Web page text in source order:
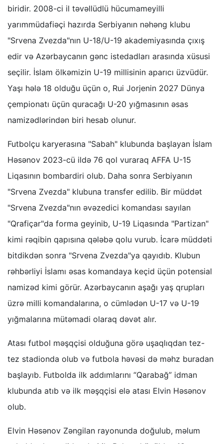
biridir. 2008-ci il təvəllüdlü hücumameyilli
yarımmüdafiəçi hazırda Serbiyanın nəhəng klubu
"Srvena Zvezda"nın U-18/U-19 akademiyasında çıxış
edir və Azərbaycanın gənc istedadları arasında xüsusi
seçilir. İslam ölkəmizin U-19 millisinin aparıcı üzvüdür.
Yaşı hələ 18 olduğu üçün o, Rui Jorjenin 2027 Dünya
çempionatı üçün quracağı U-20 yığmasının əsas
namizədlərindən biri hesab olunur.
Futbolçu karyerasına "Sabah" klubunda başlayan İslam
Həsənov 2023-cü ildə 76 qol vuraraq AFFA U-15
Liqasının bombardiri olub. Daha sonra Serbiyanın
"Srvena Zvezda" klubuna transfer edilib. Bir müddət
"Srvena Zvezda"nın əvəzedici komandası sayılan
"Qrafiçar"da forma geyinib, U-19 Liqasında "Partizan"
kimi rəqibin qapısına qələbə qolu vurub. İcarə müddəti
bitdikdən sonra "Srvena Zvezda"ya qayıdıb. Klubun
rəhbərliyi İslamı əsas komandaya keçid üçün potensial
namizəd kimi görür. Azərbaycanın aşağı yaş qrupları
üzrə milli komandalarına, o cümlədən U-17 və U-19
yığmalarına mütəmadi olaraq dəvət alır.
Atası futbol məşqçisi olduğuna görə uşaqlıqdan tez-
tez stadionda olub və futbola həvəsi də məhz buradan
başlayıb. Futbolda ilk addımlarını “Qarabağ” idman
klubunda atıb və ilk məşqçisi elə atası Elvin Həsənov
olub.
Elvin Həsənov Zəngilan rayonunda doğulub, məlum